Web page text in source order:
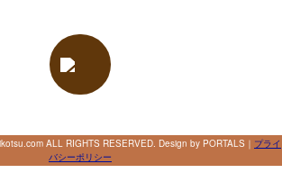
ALL RIGHTS RESERVED. Design by PORTALS ｜ プライ
バシーポリシー